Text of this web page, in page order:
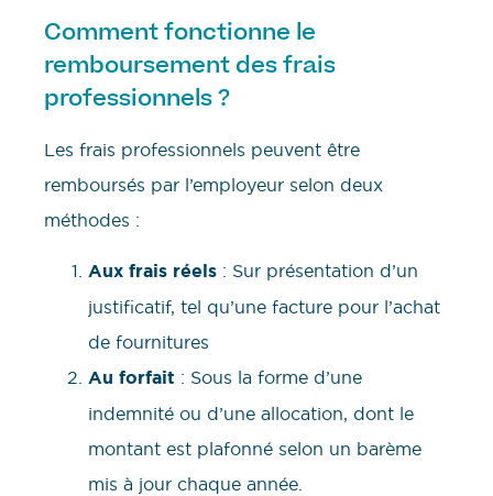
Comment fonctionne le
remboursement des frais
professionnels ?
Les frais professionnels peuvent être
remboursés par l’employeur selon deux
méthodes :
Aux frais réels : Sur présentation d’un
justificatif, tel qu’une facture pour l’achat
de fournitures
Au forfait : Sous la forme d’une
indemnité ou d’une allocation, dont le
montant est plafonné selon un barème
mis à jour chaque année.